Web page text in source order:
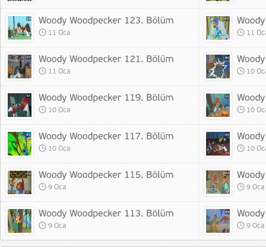
11 Oca 11
11 Oca 10
10 Oca 10
10 Oca 10
9 Oca 9 Oca
9 Oca 9 Oca